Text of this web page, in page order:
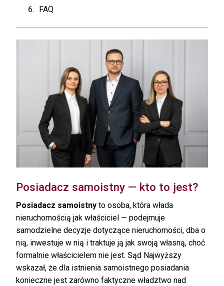
FAQ
Posiadacz samoistny — kto to jest?
Posiadacz samoistny to osoba, która włada
nieruchomością jak właściciel — podejmuje
samodzielne decyzje dotyczące nieruchomości, dba o
nią, inwestuje w nią i traktuje ją jak swoją własną, choć
formalnie właścicielem nie jest. Sąd Najwyższy
wskazał, że dla istnienia samoistnego posiadania
konieczne jest zarówno faktyczne władztwo nad